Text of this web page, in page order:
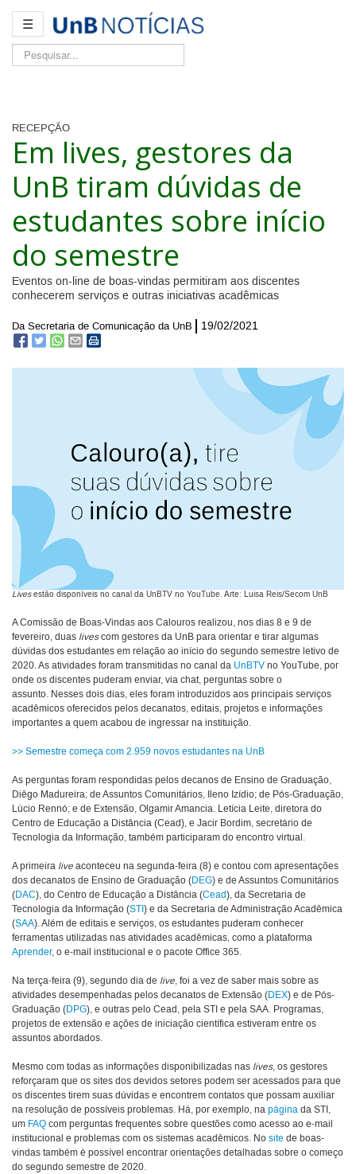
☰
Pesquisar...
RECEPÇÃO
Em lives, gestores da
UnB tiram dúvidas de
estudantes sobre início
do semestre
Eventos on-line de boas-vindas permitiram aos discentes
conhecerem serviços e outras iniciativas acadêmicas
Da Secretaria de Comunicação da UnB 19/02/2021
Livesestão disponíveis no canal da UnBTV no YouTube. Arte: Luisa Reis/Secom UnB
A Comissão de Boas-Vindas aos Calouros realizou, nos dias 8 e 9 de
fevereiro, duas livescom gestores da UnB para orientar e tirar algumas
dúvidas dos estudantes em relação ao início do segundo semestre letivo de
2020. As atividades foram transmitidas no canal da UnBTV no YouTube, por
onde os discentes puderam enviar, via chat, perguntas sobre o
assunto. Nesses dois dias, eles foram introduzidos aos principais serviços
acadêmicos oferecidos pelos decanatos, editais, projetos e informações
importantes a quem acabou de ingressar na instituição.
>> Semestre começa com 2.959 novos estudantes na UnB
As perguntas foram respondidas pelos decanos de Ensino de Graduação,
Diêgo Madureira; de Assuntos Comunitários, Ileno Izídio; de Pós-Graduação,
Lúcio Rennó; e de Extensão, Olgamir Amancia. Letícia Leite, diretora do
Centro de Educação a Distância (Cead), e Jacir Bordim, secretário de
Tecnologia da Informação, também participaram do encontro virtual.
A primeira live aconteceu na segunda-feira (8) e contou com apresentações
dos decanatos de Ensino de Graduação (DEG) e de Assuntos Comunitários
(DAC), do Centro de Educação a Distância (Cead), da Secretaria de
Tecnologia da Informação (STI) e da Secretaria de Administração Acadêmica
(SAA). Além de editais e serviços, os estudantes puderam conhecer
ferramentas utilizadas nas atividades acadêmicas, como a plataforma
Aprender, o e-mail institucional e o pacote Office 365.
Na terça-feira (9), segundo dia de live, foi a vez de saber mais sobre as
atividades desempenhadas pelos decanatos de Extensão (DEX) e de Pós-
Graduação (DPG), e outras pelo Cead, pela STI e pela SAA. Programas,
projetos de extensão e ações de iniciação científica estiveram entre os
assuntos abordados.
Mesmo com todas as informações disponibilizadas nas lives, os gestores
reforçaram que os sites dos devidos setores podem ser acessados para que
os discentes tirem suas dúvidas e encontrem contatos que possam auxiliar
na resolução de possíveis problemas. Há, por exemplo, na página da STI,
um FAQ com perguntas frequentes sobre questões como acesso ao e-mail
institucional e problemas com os sistemas acadêmicos. No site de boas-
vindas também é possível encontrar orientações detalhadas sobre o começo
do segundo semestre de 2020.